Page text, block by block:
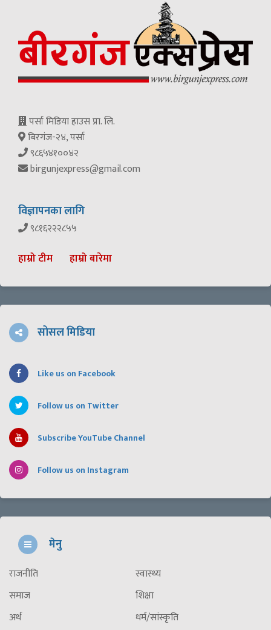
पर्सा मिडिया हाउस प्रा. लि.
बिरगंज-२४, पर्सा
९८६५४१००४२
birgunjexpress@gmail.com
विज्ञापनका लागि
९८१६२२२८५५
हाम्रो टीम हाम्रो बारेमा
सोसल मिडिया
Like us on Facebook
Follow us on Twitter
Subscribe YouTube Channel
Follow us on Instagram
मेनु
राजनीति
समाज
अर्थ
स्वास्थ्य
शिक्षा
धर्म/सांस्कृति